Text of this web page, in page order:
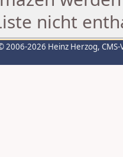
nicht
2006-2026 Heinz Herzog,